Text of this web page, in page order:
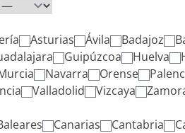
Asturias Ávila Badajoz
Guipúzcoa Huelva
Navarra Orense
Valladolid Vizcaya
Canarias Cantabria